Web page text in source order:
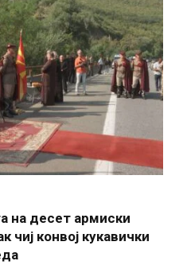
на десет армиски
чиј конвој кукавички